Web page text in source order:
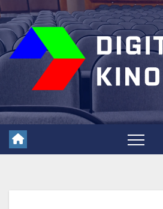
Skip
to
content